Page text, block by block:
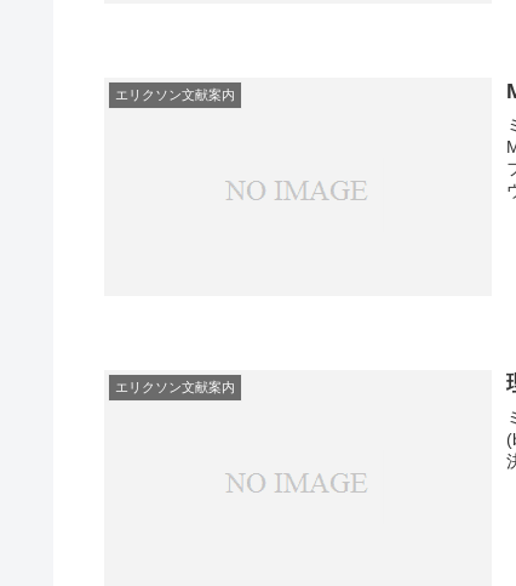
エリクソン文献案内
エリクソン文献案内